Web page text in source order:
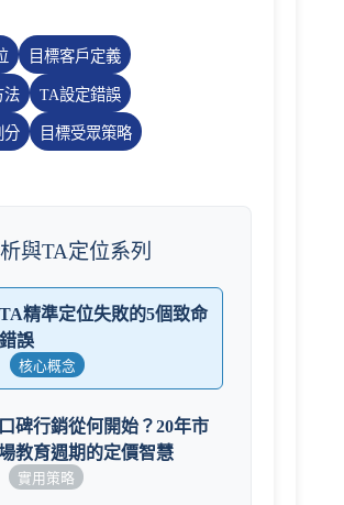
目標客戶定義
法 TA設定錯誤
分 目標受眾策略
與TA定位系列
TA精準定位失敗的5個致命
錯誤
核心概念
口碑行銷從何開始？20年市
教育週期的定價智慧
實用策略